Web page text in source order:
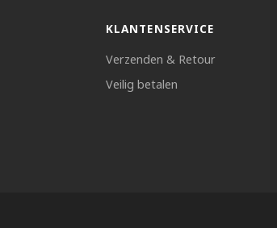
KLANTENSERVICE
Verzenden & Retour
Veilig betalen